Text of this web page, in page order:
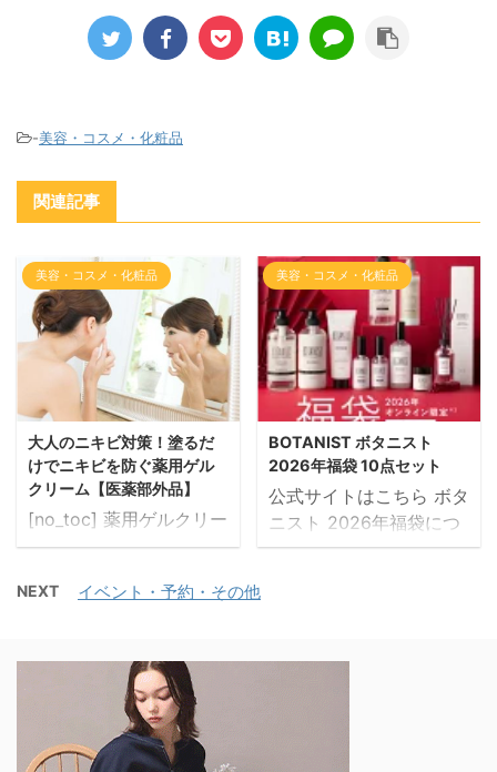
-美容・コスメ・化粧品
関連記事
美容・コスメ・化粧品
大人のニキビ対策！塗るだ
けでニキビを防ぐ薬用ゲル
クリーム【医薬部外品】
[no_toc] 薬用ゲルクリー
ムで大人ニキビを防ぐ 女
いませんが、朝起きて洗
赤いポツポツや白いポツ
ポツが増えてるような広
がってるような、そんな
状態で朝から深いため息
美容・コスメ・化粧品
BOTANIST ボタニスト
2026年福袋 10点セット
公式サイトはこちら ボタ
ニスト 2026年福袋につ
いて BOTANISTから
ア2点、そして数量限定
NEXT イベント・予約・その他